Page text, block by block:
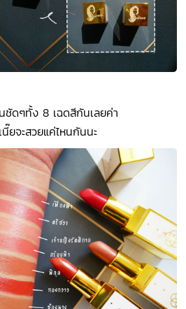
นชัดๆทั้ง 8 เฉดสีกันเลยค่า
ยจะสวยแค่ไหนกันนะ